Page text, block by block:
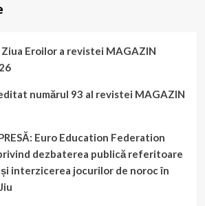
Eroilor a revistei MAGAZIN
numărul 93 al revistei MAGAZIN
Euro Education Federation
dezbaterea publică referitoare
interzicerea jocurilor de noroc în